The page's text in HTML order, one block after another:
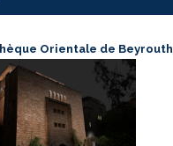
Orientale de Beyrouth